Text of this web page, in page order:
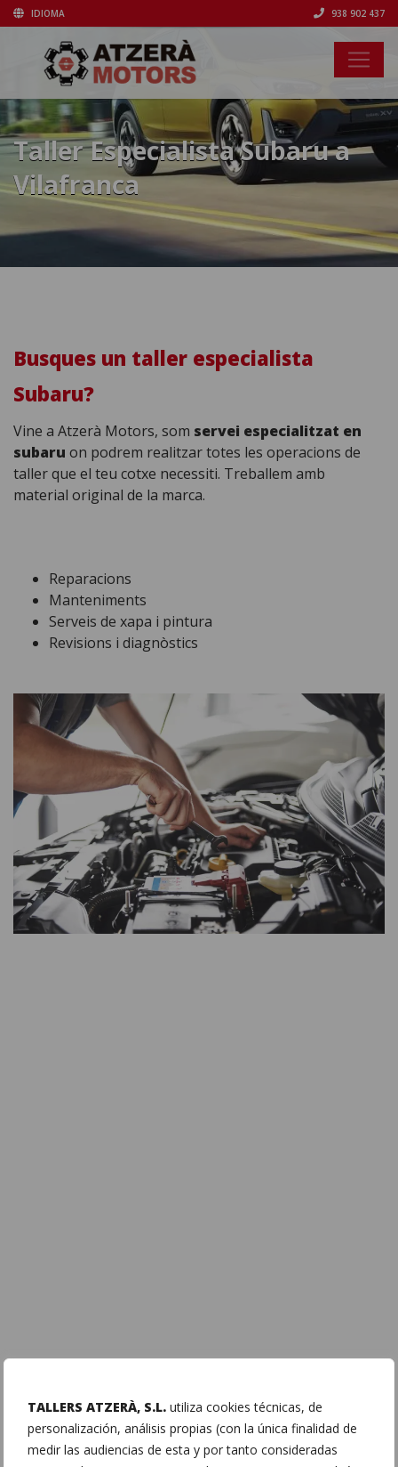
TALLERS ATZERÀ, S.L. utiliza cookies técnicas, de
personalización, análisis propias (con la única finalidad de
medir las audiencias de esta y por tanto consideradas
IDIOMA 938 902 437
Taller Especialista Subaru a
Vilafranca
Busques un taller especialista
Subaru?
Vine a Atzerà Motors, som servei especialitzat en
subaru on podrem realitzar totes les operacions de
taller que el teu cotxe necessiti. Treballem amb
material original de la marca.
Reparacions
Manteniments
Serveis de xapa i pintura
Revisions i diagnòstics